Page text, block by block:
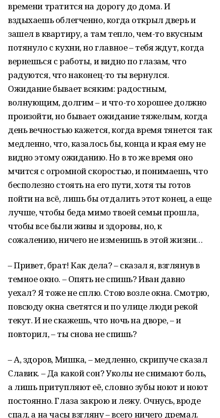
времени тратится на дорогу до дома. И
вздыхаешь облегченно, когда открыл дверь и
зашел в квартиру, а там тепло, чем-то вкусным
потянуло с кухни, но главное – тебя ждут, когда
вернешься с работы, и видно по глазам, что
радуются, что наконец-то ты вернулся.
Ожидание бывает всяким: радостным,
волнующим, долгим – и что-то хорошее должно
произойти, но бывает ожидание тяжелым, когда
день вечностью кажется, когда время тянется так
медленно, что, казалось бы, конца и края ему не
видно этому ожиданию. Но в то же время оно
мчится с огромной скоростью, и понимаешь, что
бесполезно стоять на его пути, хотя ты готов
пойти на всё, лишь бы отдалить этот конец, а еще
лучше, чтобы беда мимо твоей семьи прошла,
чтобы все были живы и здоровы, но, к
сожалению, ничего не изменишь в этой жизни…
– Привет, брат! Как дела? – сказал я, взглянув в
темное окно. – Опять не спишь? Иван давно
уехал? Я тоже не сплю. Стою возле окна. Смотрю,
повсюду окна светятся и по улице люди рекой
текут. И не скажешь, что ночь на дворе, – и
повторил, – ты снова не спишь?
– А, здоров, Мишка, – медленно, скрипуче сказал
Славик. – Да какой сон? Уколы не снимают боль,
а лишь притупляют её, словно зубы ноют и ноют
постоянно. Глаза закрою и лежу. Очнусь, вроде
спал, а на часы взгляну – всего ничего дремал.